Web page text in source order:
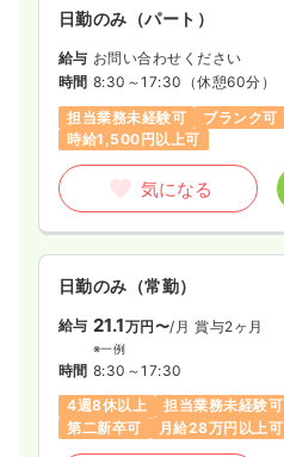
日勤のみ（パート）
給与 お問い合わせください
時間 8:30～17:30 （休憩60分）
担当業務未経験可
ブランク可
時給1,500円以上可
気になる
日勤のみ（常勤）
給与 21.1万円〜/月 賞与2ヶ月
※一例
時間 8:30～17:30
4週8休以上
担当業務未経験可
第二新卒可
月給28万円以上可